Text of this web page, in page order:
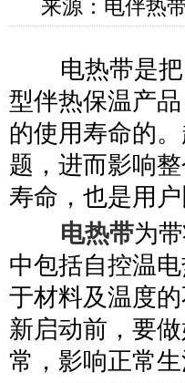
来源：电伴
电热带是把
型伴热保温产
的使用寿命的
题，进而影响
寿命，也是用
电热带为
中包括自控温
于材料及温度
新启动前，要
常，影响正常